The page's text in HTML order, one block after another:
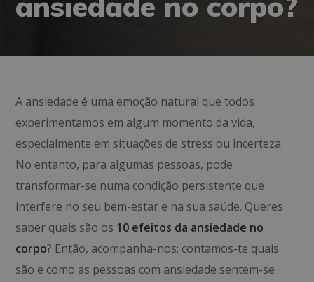
A ansiedade é uma emoção natural que todos
experimentamos em algum momento da vida,
especialmente em situações de stress ou incerteza.
No entanto, para algumas pessoas, pode
transformar-se numa condição persistente que
interfere no seu bem-estar e na sua saúde. Queres
saber quais são os 10 efeitos da ansiedade no
corpo? Então, acompanha-nos: contamos-te quais
são e como as pessoas com ansiedade sentem-se